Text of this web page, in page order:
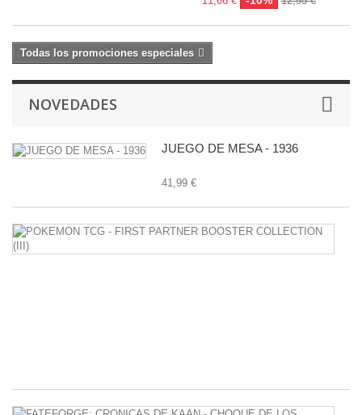
Todas los promociones especiales
NOVEDADES
JUEGO DE MESA - 1936
41,99 €